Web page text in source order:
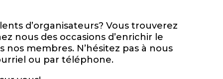
d’organisateurs? Vous trouverez
nous des occasions d’enrichir le
nos membres. N’hésitez pas à nous
ou par téléphone.